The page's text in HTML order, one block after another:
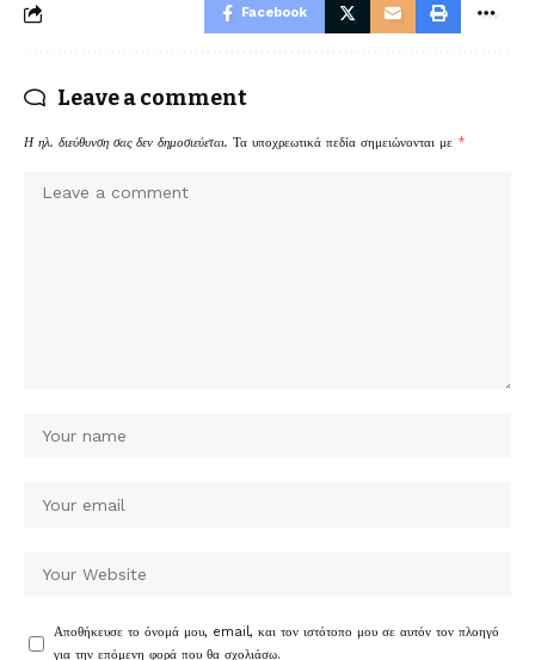
Facebook
Leave a comment
Η ηλ. διεύθυνση σας δεν δημοσιεύεται. Τα υποχρεωτικά πεδία σημειώνονται με *
Αποθήκευσε το όνομά μου, email, και τον ιστότοπο μου σε αυτόν τον πλοηγό
για την επόμενη φορά που θα σχολιάσω.